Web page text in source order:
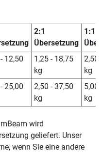
2:1
Übersetzung
1:1
12,50
1,25 - 18,75
kg
2,50
kg
25,00
2,50 - 37,50
kg
5,00
kg
wird
geliefert. Unser
wenn Sie eine andere